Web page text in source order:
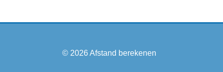
© 2026Afstand berekenen